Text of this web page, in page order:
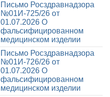
Письмо Росздравнадзора
№01И-725/26 от
01.07.2026 О
фальсифицированном
медицинском изделии
Письмо Росздравнадзора
№01И-726/26 от
01.07.2026 О
фальсифицированном
медицинском изделии